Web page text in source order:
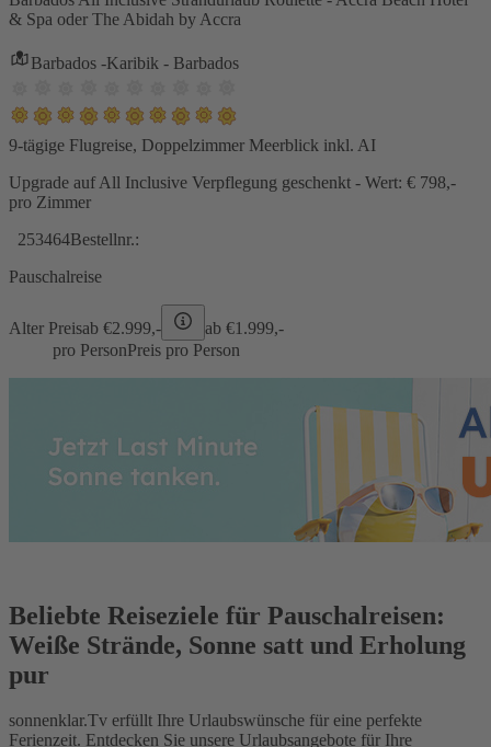
& Spa oder The Abidah by Accra
Barbados -Karibik - Barbados
9-tägige Flugreise, Doppelzimmer Meerblick inkl. AI
Upgrade auf All Inclusive Verpflegung geschenkt - Wert: € 798,-
pro Zimmer
253464Bestellnr.:
Pauschalreise
Alter Preisab €2.999,- ab €1.999,-
pro PersonPreis pro Person
Beliebte Reiseziele für Pauschalreisen:
Weiße Strände, Sonne satt und Erholung
pur
sonnenklar.Tv erfüllt Ihre Urlaubswünsche für eine perfekte
Ferienzeit. Entdecken Sie unsere Urlaubsangebote für Ihre